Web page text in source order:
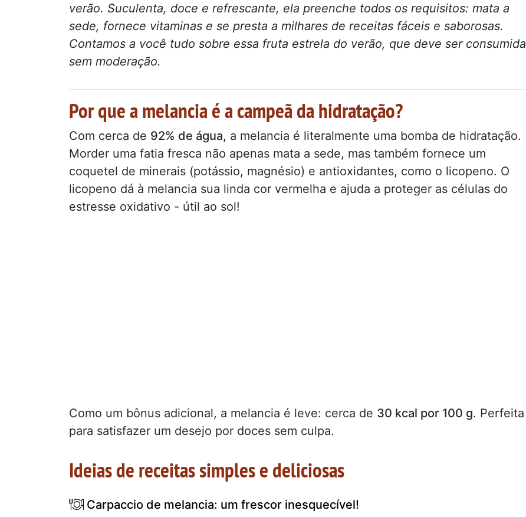
verão. Suculenta, doce e refrescante, ela preenche todos os requisitos: mata a
sede, fornece vitaminas e se presta a milhares de receitas fáceis e saborosas.
Contamos a você tudo sobre essa fruta estrela do verão, que deve ser consumida
sem moderação.
Por que a melancia é a campeã da hidratação?
Com cerca de 92% de água, a melancia é literalmente uma bomba de hidratação.
Morder uma fatia fresca não apenas mata a sede, mas também fornece um
coquetel de minerais (potássio, magnésio) e antioxidantes, como o licopeno. O
licopeno dá à melancia sua linda cor vermelha e ajuda a proteger as células do
estresse oxidativo - útil ao sol!
Como um bônus adicional, a melancia é leve: cerca de 30 kcal por 100 g. Perfeita
para satisfazer um desejo por doces sem culpa.
Ideias de receitas simples e deliciosas
Carpaccio de melancia: um frescor inesquecível!